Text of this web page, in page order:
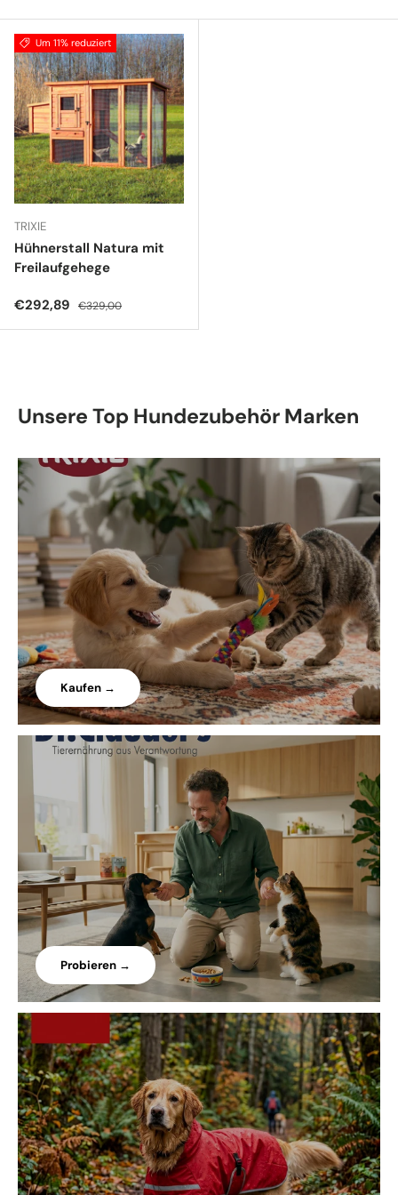
Um 11% reduziert
TRIXIE
Hühnerstall Natura mit
Freilaufgehege
Verkaufspreis
€292,89 Normaler Preis
€329,00
Unsere Top Hundezubehör Marken
Kaufen →
Probieren →